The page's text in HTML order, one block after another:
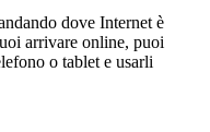
dove Internet è
arrivare online, puoi
o tablet e usarli